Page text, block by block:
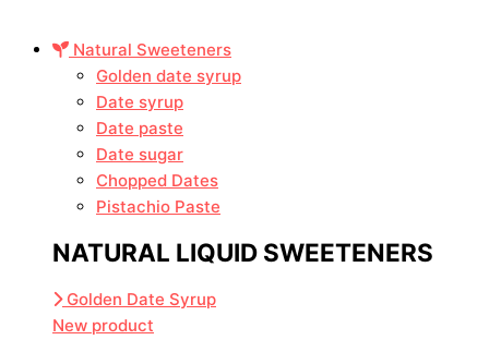
Natural Sweeteners
Golden date syrup
Date syrup
Date paste
Date sugar
Chopped Dates
Pistachio Paste
NATURAL LIQUID SWEETENERS
Golden Date Syrup
New product